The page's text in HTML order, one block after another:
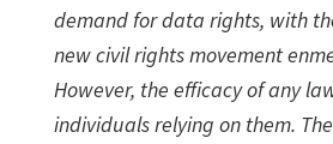
demand for data rights, with
new civil rights movement
However, the efficacy of any
individuals relying on them.